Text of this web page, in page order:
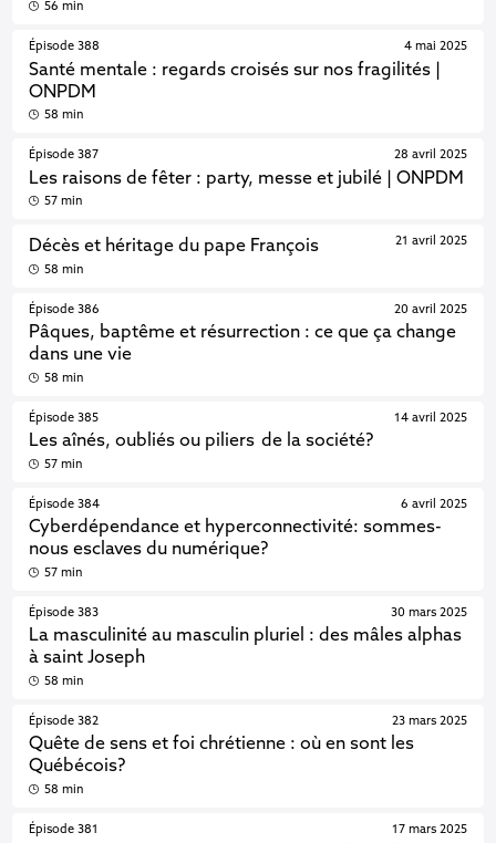
56 min
Épisode 388
Santé mentale : regards croisés sur nos fragilités |
ONPDM
4 mai 2025
58 min
Épisode 387
Les raisons de fêter : party, messe et jubilé | ONPDM
28 avril 2025
57 min
Décès et héritage du pape François 21 avril 2025
58 min
Épisode 386
Pâques, baptême et résurrection : ce que ça change
dans une vie
20 avril 2025
58 min
Épisode 385
Les aînés, oubliés ou piliers de la société?
14 avril 2025
57 min
Épisode 384
Cyberdépendance et hyperconnectivité: sommes-
nous esclaves du numérique?
6 avril 2025
57 min
Épisode 383
La masculinité au masculin pluriel : des mâles alphas
à saint Joseph
30 mars 2025
58 min
Épisode 382
Quête de sens et foi chrétienne : où en sont les
Québécois?
23 mars 2025
58 min
Épisode 381 17 mars 2025